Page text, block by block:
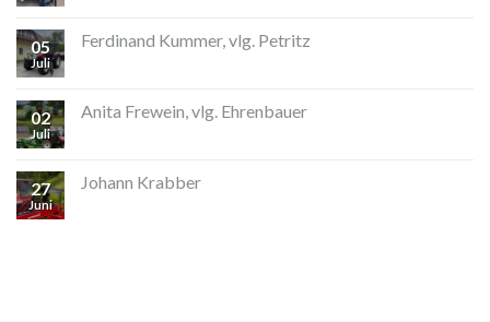
05
Juli
Ferdinand Kummer, vlg. Petritz
02
Juli
Anita Frewein, vlg. Ehrenbauer
27
Juni
Johann Krabber